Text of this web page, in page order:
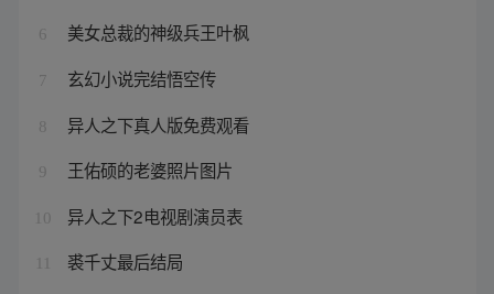
6 美女总裁的神级兵王叶枫
7 玄幻小说完结悟空传
8 异人之下真人版免费观看
9 王佑硕的老婆照片图片
10 异人之下2电视剧演员表
裘千丈最后结局